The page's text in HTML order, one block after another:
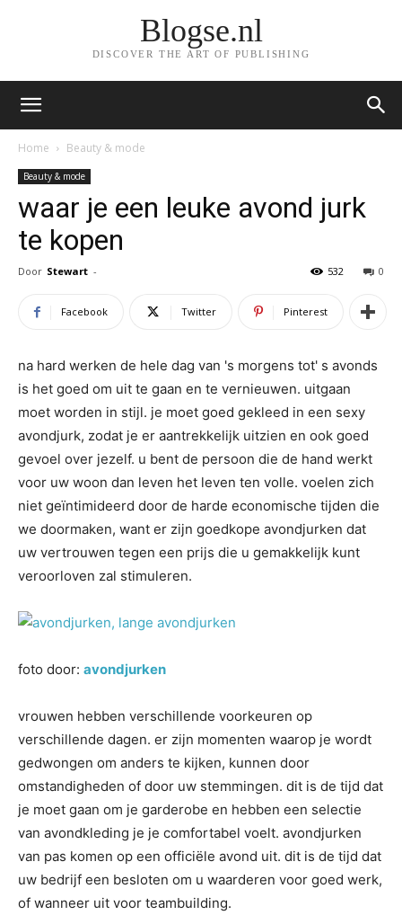
Blogse.nl
DISCOVER THE ART OF PUBLISHING
Home Beauty & mode
Beauty & mode
waar je een leuke avond jurk
te kopen
Door Stewart - 0
532
Facebook Twitter Pinterest
na hard werken de hele dag van 's morgens tot' s avonds
is het goed om uit te gaan en te vernieuwen. uitgaan
moet worden in stijl. je moet goed gekleed in een sexy
avondjurk, zodat je er aantrekkelijk uitzien en ook goed
gevoel over jezelf. u bent de persoon die de hand werkt
voor uw woon dan leven het leven ten volle. voelen zich
niet geïntimideerd door de harde economische tijden die
we doormaken, want er zijn goedkope avondjurken dat
uw vertrouwen tegen een prijs die u gemakkelijk kunt
veroorloven zal stimuleren.
foto door: avondjurken
vrouwen hebben verschillende voorkeuren op
verschillende dagen. er zijn momenten waarop je wordt
gedwongen om anders te kijken, kunnen door
omstandigheden of door uw stemmingen. dit is de tijd dat
je moet gaan om je garderobe en hebben een selectie
van avondkleding je je comfortabel voelt. avondjurken
van pas komen op een officiële avond uit. dit is de tijd dat
uw bedrijf een besloten om u waarderen voor goed werk,
of wanneer uit voor teambuilding.